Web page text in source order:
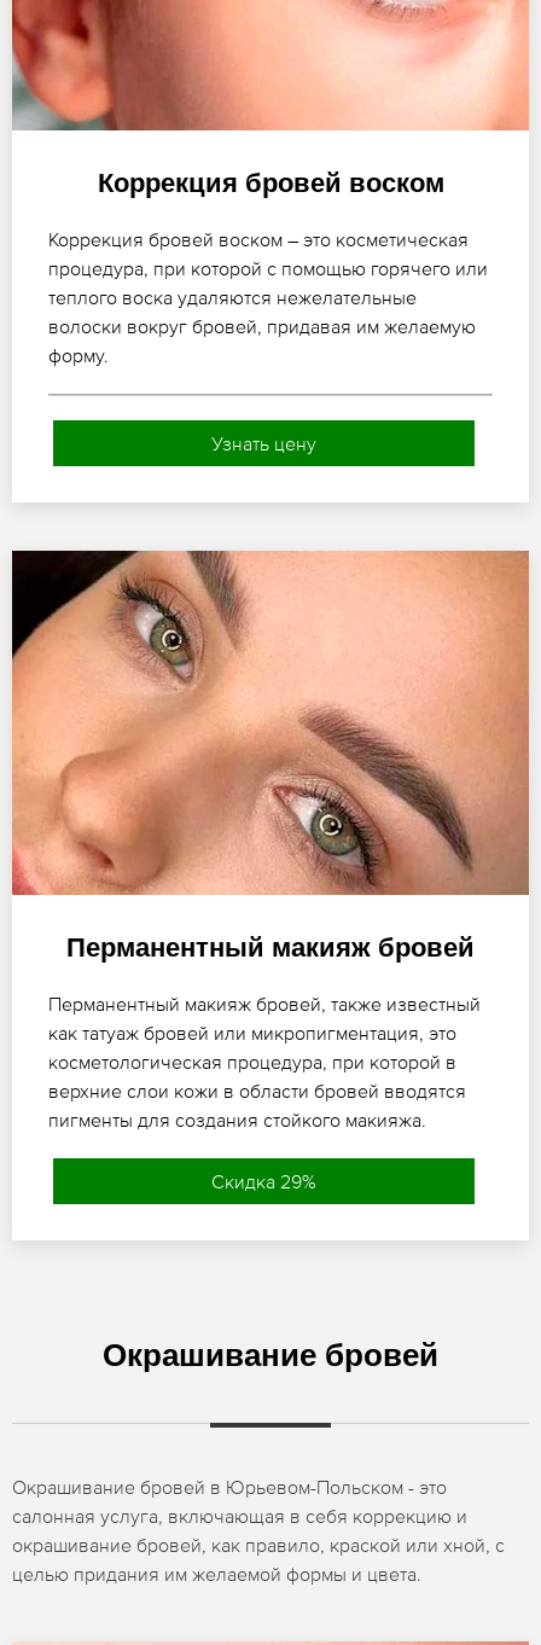
Коррекция бровей воском
Коррекция бровей воском – это косметическая
процедура, при которой с помощью горячего или
теплого воска удаляются нежелательные
волоски вокруг бровей, придавая им желаемую
форму.
Узнать цену
Перманентный макияж бровей
Перманентный макияж бровей, также известный
как татуаж бровей или микропигментация, это
косметологическая процедура, при которой в
верхние слои кожи в области бровей вводятся
пигменты для создания стойкого макияжа.
Скидка 29%
Окрашивание бровей
Окрашивание бровей в Юрьевом-Польском - это
салонная услуга, включающая в себя коррекцию и
окрашивание бровей, как правило, краской или хной, с
целью придания им желаемой формы и цвета.